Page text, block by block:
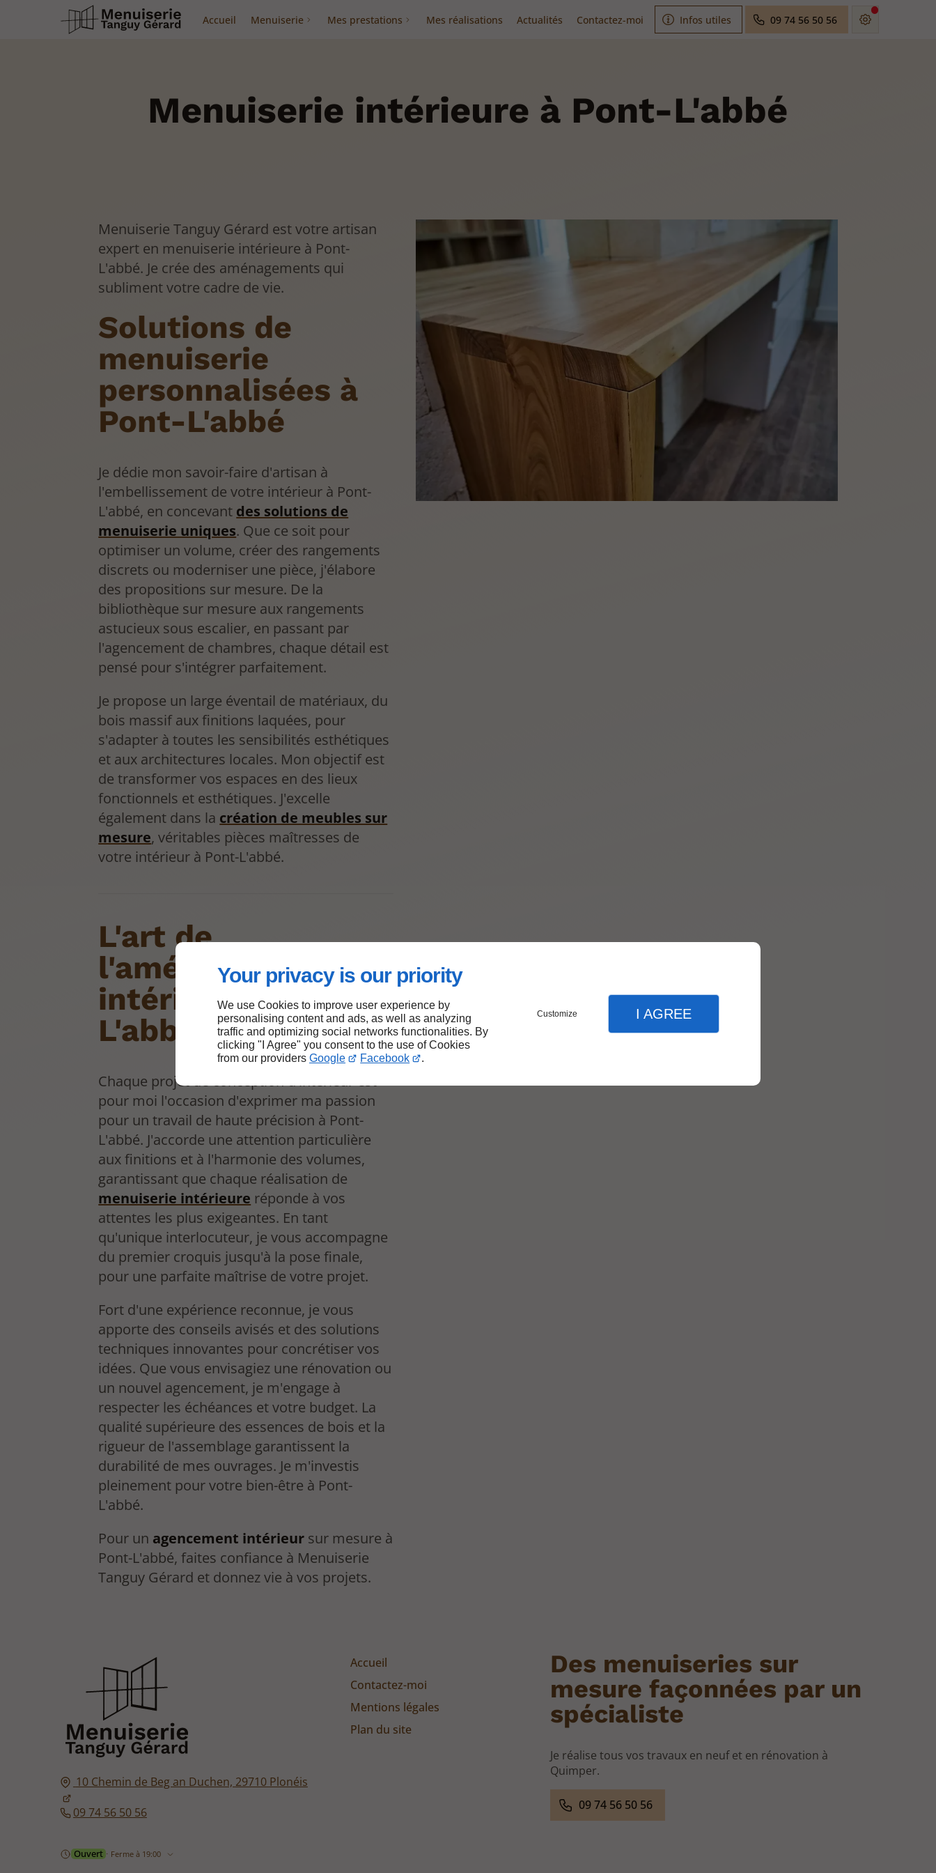
Your privacy is our priority
We use Cookies to improve user experience by
personalising content and ads, as well as analyzing
traffic and optimizing social networks functionalities. By
clicking "I Agree" you consent to the use of Cookies
from our providers Google Facebook .
Customize I AGREE
Accueil Menuiserie Mes prestations Mes réalisations Actualités Contactez-moi Infos utiles 09 74 56 50 56
Menuiserie intérieure à Pont-L'abbé
Menuiserie Tanguy Gérard est votre artisan
expert en menuiserie intérieure à Pont-
L'abbé. Je crée des aménagements qui
subliment votre cadre de vie.
Solutions de
menuiserie
personnalisées à
Pont-L'abbé
Je dédie mon savoir-faire d'artisan à
l'embellissement de votre intérieur à Pont-
L'abbé, en concevant des solutions de
menuiserie uniques. Que ce soit pour
optimiser un volume, créer des rangements
discrets ou moderniser une pièce, j'élabore
des propositions sur mesure. De la
bibliothèque sur mesure aux rangements
astucieux sous escalier, en passant par
l'agencement de chambres, chaque détail est
pensé pour s'intégrer parfaitement.
Je propose un large éventail de matériaux, du
bois massif aux finitions laquées, pour
s'adapter à toutes les sensibilités esthétiques
et aux architectures locales. Mon objectif est
de transformer vos espaces en des lieux
fonctionnels et esthétiques. J'excelle
également dans la création de meubles sur
mesure, véritables pièces maîtresses de
votre intérieur à Pont-L'abbé.
L'art de
l'aménagement
intérieur à Pont-
L'abbé
Chaque projet de conception d'intérieur est
pour moi l'occasion d'exprimer ma passion
pour un travail de haute précision à Pont-
L'abbé. J'accorde une attention particulière
aux finitions et à l'harmonie des volumes,
garantissant que chaque réalisation de
menuiserie intérieure réponde à vos
attentes les plus exigeantes. En tant
qu'unique interlocuteur, je vous accompagne
du premier croquis jusqu'à la pose finale,
pour une parfaite maîtrise de votre projet.
Fort d'une expérience reconnue, je vous
apporte des conseils avisés et des solutions
techniques innovantes pour concrétiser vos
idées. Que vous envisagiez une rénovation ou
un nouvel agencement, je m'engage à
respecter les échéances et votre budget. La
qualité supérieure des essences de bois et la
rigueur de l'assemblage garantissent la
durabilité de mes ouvrages. Je m'investis
pleinement pour votre bien-être à Pont-
L'abbé.
Pour un agencement intérieur sur mesure à
Pont-L'abbé, faites confiance à Menuiserie
Tanguy Gérard et donnez vie à vos projets.
10 Chemin de Beg an Duchen, 29710 Plonéis
09 74 56 50 56
Ouvert ⋅ Ferme à 19:00
Accueil
Contactez-moi
Mentions légales
Plan du site
Des menuiseries sur
mesure façonnées par un
spécialiste
Je réalise tous vos travaux en neuf et en rénovation à
Quimper.
09 74 56 50 56